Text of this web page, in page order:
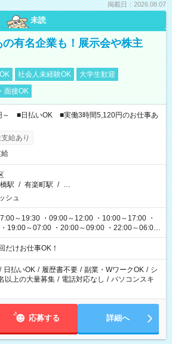
掲載日：2026.08.07
未読
の有名企業も！展示会や株主
社会人未経験OK
大学生歓迎
面接OK
～ ■日払いOK ■実働3時間5,120円のお仕事あ
給あり
駅 / 有楽町駅 / …
シュ
～19:30 ・09:00～12:00 ・10:00～17:00 ・
19:00～07:00 ・20:00～09:00 ・22:00～06:00
トはだけお仕事OK！
/ 日払いOK / 履歴書不要 / 副業・WワークOK / シ
以上の大量募集 / 電話対応なし / パソコンスキ
応募する 詳細へ